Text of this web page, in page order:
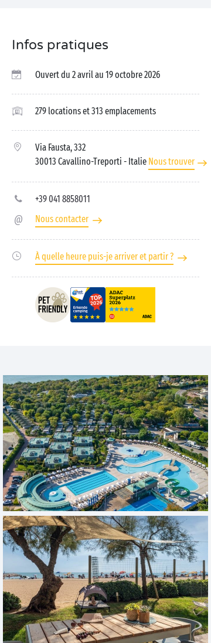
Infos pratiques
Ouvert du 2 avril au 19 octobre 2026
279 locations et 313 emplacements
Via Fausta, 332
30013 Cavallino-Treporti - Italie Nous trouver
+39 041 8858011
Nous contacter
À quelle heure puis-je arriver et partir ?